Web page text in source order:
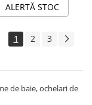
ALERTĂ STOC
1 2 3
de baie, ochelari de